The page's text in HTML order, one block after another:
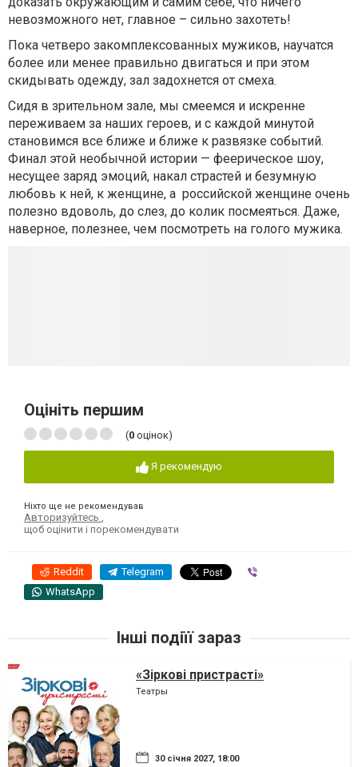
невозможного нет, главное – сильно захотеть!
Пока четверо закомплексованных мужиков, научатся
более или менее правильно двигаться и при этом
скидывать одежду, зал задохнется от смеха.
Сидя в зрительном зале, мы смеемся и искренне
переживаем за наших героев, и с каждой минутой
становимся все ближе и ближе к развязке событий.
Финал этой необычной истории — феерическое шоу,
несущее заряд эмоций, накал страстей и безумную
любовь к ней, к женщине, а российской женщине очень
полезно вдоволь, до слез, до колик посмеяться. Даже,
наверное, полезнее, чем посмотреть на голого мужика.
Оцініть першим
(0 оцінок)
Я рекомендую
Ніхто ще не рекомендував
Авторизуйтесь
щоб оцінити і порекомендувати
Reddit Telegram
WhatsApp
Інші подіїї зараз
«Зіркові пристрасті»
Театры
30 січня 2027, 18:00